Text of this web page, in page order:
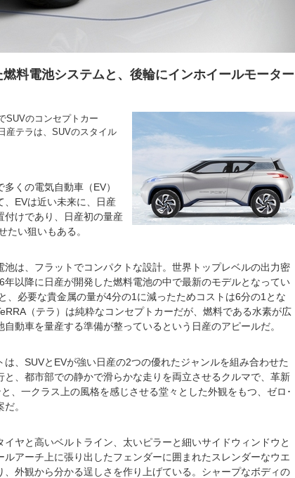
料電池システムと、後輪にインホイールモーター
SUVのコンセプトカー
産テラは、SUVのスタイル
くの電気自動車（EV）
、EVは近い未来に、日産
付けであり、日産初の量産
たい狙いもある。
は、フラットでコンパクトな設計。世界トップレベルの出力密
以降に日産が開発した燃料電池の中で最新のモデルとなってい
、必要な貴金属の量が4分の1に減ったためコストは6分の1とな
（テラ）は純粋なコンセプトカーだが、燃料である水素が広
動車を量産する準備が整っているという日産のアピールだ。
、SUVとEVが強い日産の2つの優れたジャンルを組み合わせた
と、都市部での静かで滑らかな走りを両立させるクルマで、革新
、一クラス上の風格を感じさせる堂々とした外観をもつ、ゼロ･
。
ヤと高いベルトライン、太いピラーと細いサイドウィンドウと
アーチ上に張り出したフェンダーに囲まれたスレンダーなウエ
、外観から分かる逞しさを作り上げている。シャープなボディの